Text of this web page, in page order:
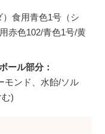
食用青色1号（シ
赤色102/青色1号/黄
ール部分
モンド、水飴/ソル
)